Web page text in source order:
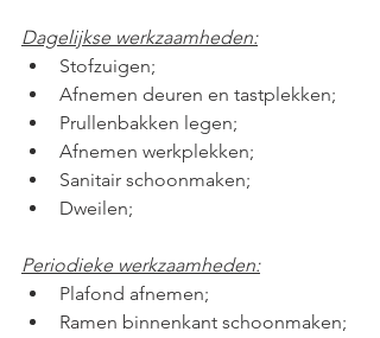
Dagelijkse werkzaamheden:
Stofzuigen;
Afnemen deuren en tastplekken;
Prullenbakken legen;
Afnemen werkplekken;
Sanitair schoonmaken;
Dweilen;
Periodieke werkzaamheden:
Plafond afnemen;
Ramen binnenkant schoonmaken;